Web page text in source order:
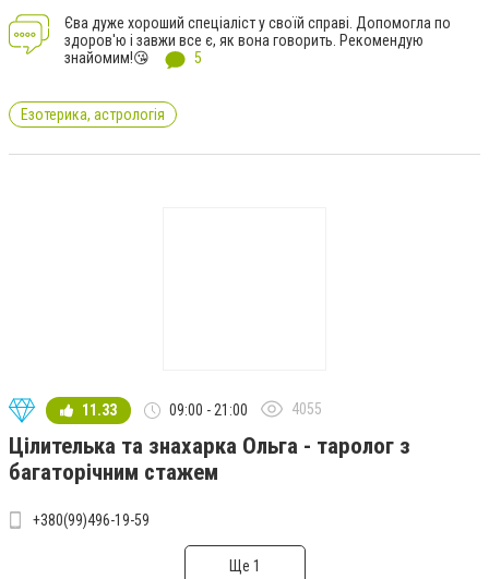
Єва дуже хороший спеціаліст у своїй справі. Допомогла по
здоров'ю і завжи все є, як вона говорить. Рекомендую
знайомим!😘
5
Езотерика, астрологія
11.33 09:00 - 21:00 4055
Цілителька та знахарка Ольга - таролог з
багаторічним стажем
+380(99)496-19-59
Ще 1